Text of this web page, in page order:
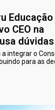
Educação
CEO na
dúvidas
integrar o
para as